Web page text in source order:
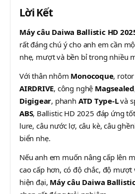
Lời Kết
Máy câu Daiwa Ballistic HD
rất đáng chú ý cho anh em cần
nhẹ, mượt và bền bỉ trong nhiều
Với thân nhôm Monocoque,
AIRDRIVE, công nghệ Magsealed
Digigear, phanh ATD Type-Lvà
ABS, Ballistic HD 2025 đáp ứng
lure, câu nước lợ, câu kè, câu
biển nhẹ.
Nếu anh em muốn nâng cấp lên
cao cấp hơn, có độ chắc, độ
hiện đại, Máy câu Daiwa